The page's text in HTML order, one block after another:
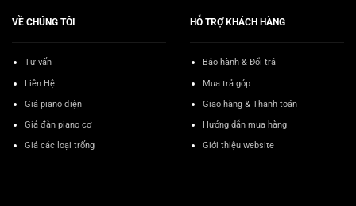
VỀ CHÚNG TÔI
Tư vấn
Liên Hệ
Giá piano điện
Giá đàn piano cơ
Giá các loại trống
HỖ TRỢ KHÁCH HÀNG
Bảo hành & Đổi trả
Mua trả góp
Giao hàng & Thanh toán
Hướng dẫn mua hàng
Giới thiệu website